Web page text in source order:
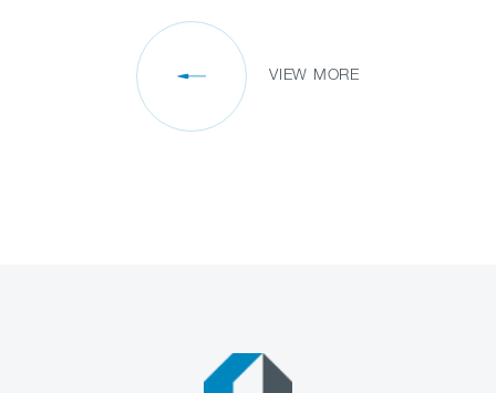
VIEW MORE